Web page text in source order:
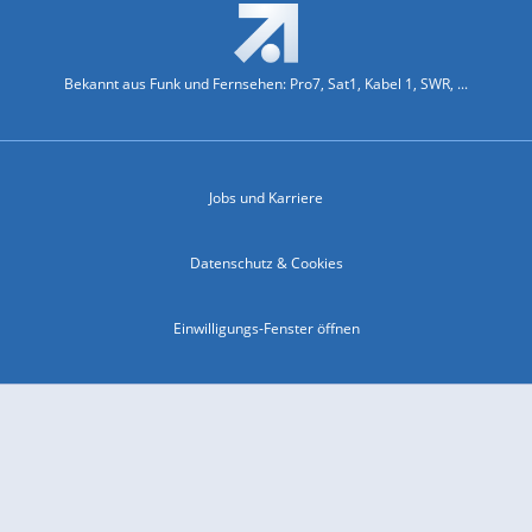
Bekannt aus Funk und Fernsehen: Pro7, Sat1, Kabel 1, SWR, ...
Jobs und Karriere
Datenschutz & Cookies
Einwilligungs-Fenster öffnen